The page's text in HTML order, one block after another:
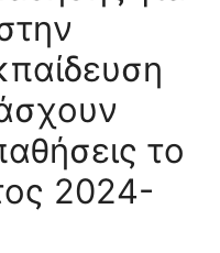
το
2024-